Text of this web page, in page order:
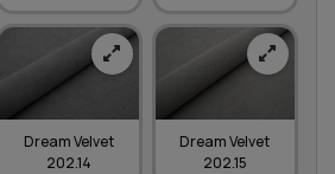
Dream Velvet
202.14
Dream Velvet
202.15